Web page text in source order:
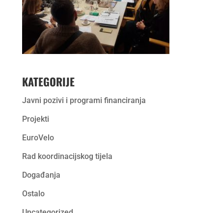
KATEGORIJE
Javni pozivi i programi financiranja
Projekti
EuroVelo
Rad koordinacijskog tijela
Događanja
Ostalo